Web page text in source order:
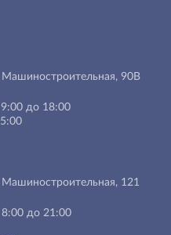
Машиностроительная, 90B
9:00 до 18:00
121
8:00 до 21:00